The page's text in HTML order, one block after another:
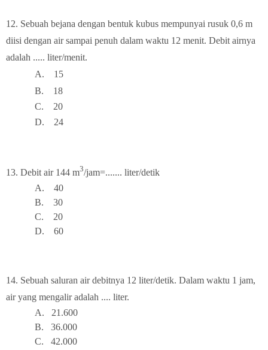
12. Sebuah bejana dengan bentuk kubus mempunyai rusuk 0,6 m
diisi dengan air sampai penuh dalam waktu 12 menit. Debit airnya
adalah ..... liter/menit.
A.
15
B.
18
C.
20
D.
24
13. Debit air 144 m3/jam=....... liter/detik
A.
40
B. 30
C.
20
D. 60
14. Sebuah saluran air debitnya 12 liter/detik. Dalam waktu 1 jam,
air yang mengalir adalah .... liter.
A. 21.600
B. 36.000
C. 42.000